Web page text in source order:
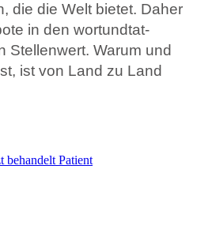
die die Welt bietet. Daher
in den wortundtat-
Stellenwert. Warum und
ist von Land zu Land